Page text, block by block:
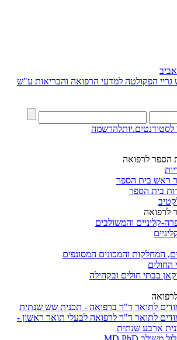
הפקולטה למדעי הרפואה והבריאות ע"ש
לסטודנטים.יותלהרשמה
הספר לרפואה
ראש בית הספר
בית הספר
לרפואה
קליניים והמשולבים
המחלקות והמכונים המסונפים
החולים
בבתי חולים ובקהילה
לתואר ד"ר ברפואה - תכנית שש שנתית
לתואר ד"ר לרפואה לבעלי תואר ראשון -
ארבע שנתית